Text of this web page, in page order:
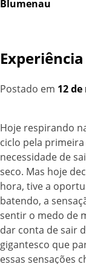
Blumenau
Experiência
Postado em 12
Hoje respirando
ciclo pela
necessidade de
seco. Mas hoje
hora, tive a
batendo, a
sentir o medo de
dar conta de sair
gigantesco que
essas sensações